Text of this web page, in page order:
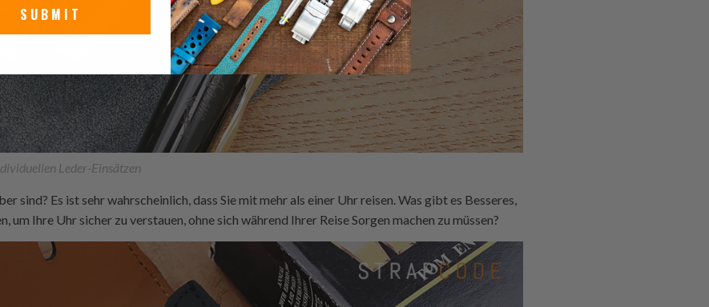
Leder-Einsätzen
sind? Es ist sehr wahrscheinlich, dass Sie mit mehr als einer Uhr reisen. Was gibt es Besseres,
um Ihre Uhr sicher zu verstauen, ohne sich während Ihrer Reise Sorgen machen zu müssen?
SUBMIT